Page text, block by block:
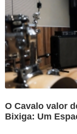
O Cavalo valor
Bixiga: Um